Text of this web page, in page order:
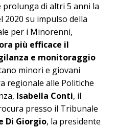
prolunga di altri 5 anni la
2020 su impulso della
per i Minorenni,
più efficace il
e monitoraggio
minori e giovani
regionale alle Politiche
Isabella Conti, il
presso il Tribunale
Di Giorgio, la presidente